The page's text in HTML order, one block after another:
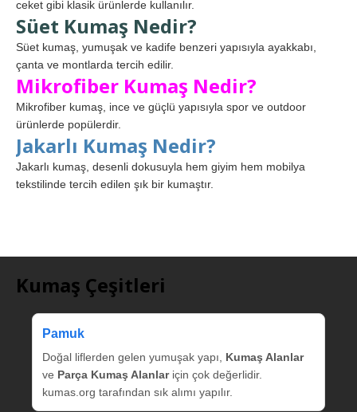
ceket gibi klasik ürünlerde kullanılır.
Süet Kumaş Nedir?
Süet kumaş, yumuşak ve kadife benzeri yapısıyla ayakkabı,
çanta ve montlarda tercih edilir.
Mikrofiber Kumaş Nedir?
Mikrofiber kumaş, ince ve güçlü yapısıyla spor ve outdoor
ürünlerde popülerdir.
Jakarlı Kumaş Nedir?
Jakarlı kumaş, desenli dokusuyla hem giyim hem mobilya
tekstilinde tercih edilen şık bir kumaştır.
Kumaş Çeşitleri
Pamuk
Doğal liflerden gelen yumuşak yapı, Kumaş Alanlar
ve Parça Kumaş Alanlariçin çok değerlidir.
kumas.org tarafından sık alımı yapılır.